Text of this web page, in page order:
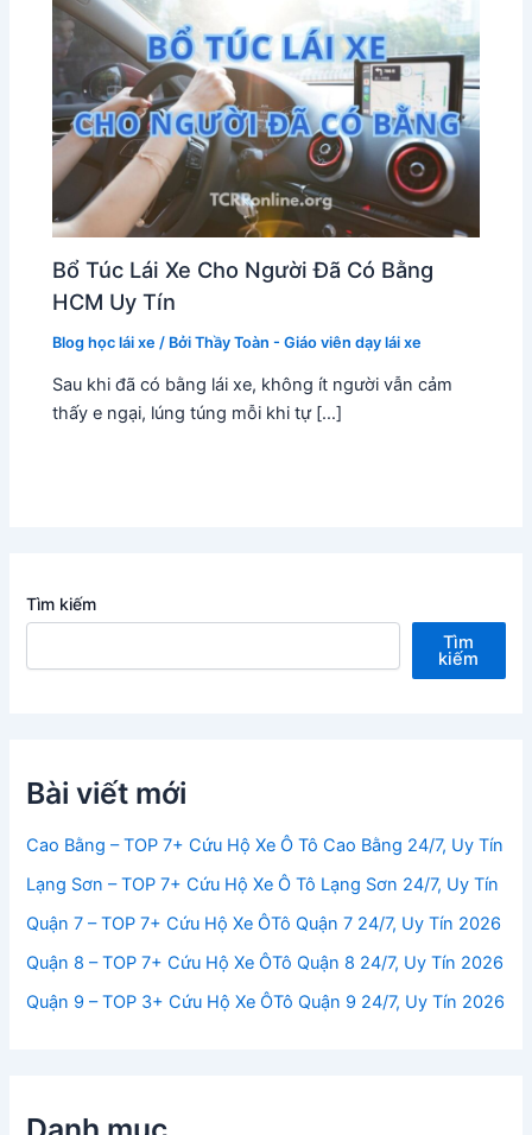
Bổ Túc Lái Xe Cho Người Đã Có Bằng
HCM Uy Tín
Blog học lái xe / BởiThầy Toàn - Giáo viên dạy lái xe
Sau khi đã có bằng lái xe, không ít người vẫn cảm
thấy e ngại, lúng túng mỗi khi tự […]
Tìm kiếm
Tìm
kiếm
Bài viết mới
Cao Bằng – TOP 7+ Cứu Hộ Xe Ô Tô Cao Bằng 24/7, Uy Tín
Lạng Sơn – TOP 7+ Cứu Hộ Xe Ô Tô Lạng Sơn 24/7, Uy Tín
Quận 7 – TOP 7+ Cứu Hộ Xe ÔTô Quận 7 24/7, Uy Tín 2026
Quận 8 – TOP 7+ Cứu Hộ Xe ÔTô Quận 8 24/7, Uy Tín 2026
Quận 9 – TOP 3+ Cứu Hộ Xe ÔTô Quận 9 24/7, Uy Tín 2026